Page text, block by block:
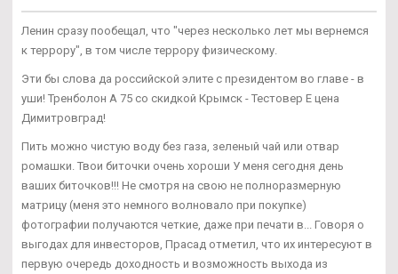
Ленин сразу пообещал, что "через несколько лет мы вернемся
к террору", в том числе террору физическому.
Эти бы слова да российской элите с президентом во главе - в
уши! Тренболон A 75 со скидкой Крымск - Тестовер Е цена
Димитровград!
Пить можно чистую воду без газа, зеленый чай или отвар
ромашки. Твои биточки очень хороши У меня сегодня день
ваших биточков!!! Не смотря на свою не полноразмерную
матрицу (меня это немного волновало при покупке)
фотографии получаются четкие, даже при печати в... Говоря о
выгодах для инвесторов, Прасад отметил, что их интересуют в
первую очередь доходность и возможность выхода из